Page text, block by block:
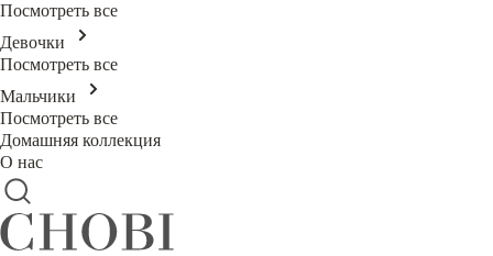
Посмотреть все
Девочки
Посмотреть все
Мальчики
Посмотреть все
Домашняя коллекция
О нас